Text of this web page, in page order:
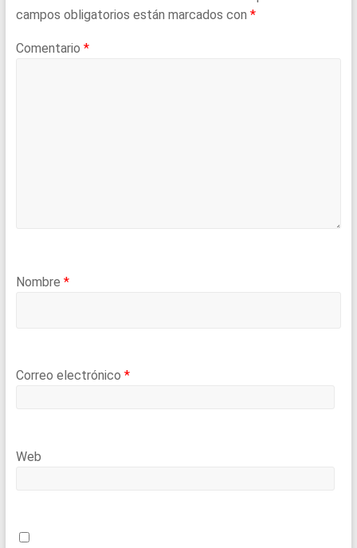
campos obligatorios están marcados con *
Comentario *
Nombre *
Correo electrónico *
Web